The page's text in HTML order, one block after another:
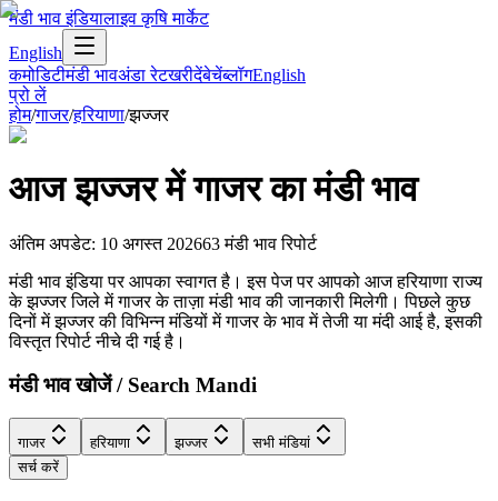
मंडी भाव इंडियालाइव कृषि मार्केट
English
कमोडिटीमंडी भावअंडा रेटखरीदेंबेचेंब्लॉगEnglish
प्रो लें
होम/गाजर/हरियाणा/झज्जर
आजझज्जरमेंगाजरका मंडी भाव
अंतिम अपडेट: 10 अगस्त 202663 मंडी भाव रिपोर्ट
मंडी भाव इंडिया पर आपका स्वागत है। इस पेज पर आपको आज हरियाणा राज्य
के झज्जर जिले में गाजर के ताज़ा मंडी भाव की जानकारी मिलेगी। पिछले कुछ
दिनों में झज्जर की विभिन्न मंडियों में गाजर के भाव में तेजी या मंदी आई है, इसकी
विस्तृत रिपोर्ट नीचे दी गई है।
मंडी भाव खोजें / Search Mandi
गाजर हरियाणा झज्जर
सभी मंडियां
सर्च करें